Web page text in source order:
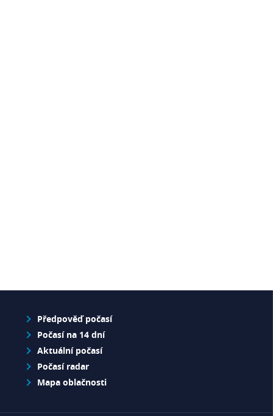
Předpověď počasí
Počasí na 14 dní
Aktuální počasí
Počasí radar
Mapa oblačnosti